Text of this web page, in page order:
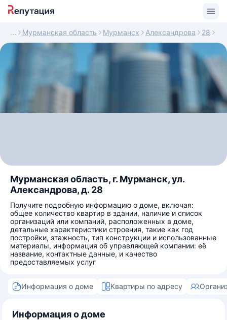
Мурманская область Мурманск Александрова 28
Мурманская область, г. Мурманск, ул.
Александрова, д. 28
Получите подробную информацию о доме, включая:
общее количество квартир в здании, наличие и список
организаций или компаний, расположенных в доме,
детальные характеристики строения, такие как год
постройки, этажность, тип конструкции и использованные
материалы, информация об управляющей компании: её
название, контактные данные, и качество
предоставляемых услуг
Информация о доме Квартиры по адресу
Информация о доме